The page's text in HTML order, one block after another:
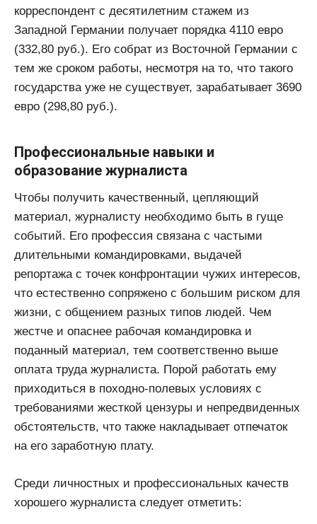
корреспондент с десятилетним стажем из
Западной Германии получает порядка 4110 евро
(332,80 руб.). Его собрат из Восточной Германии с
тем же сроком работы, несмотря на то, что такого
государства уже не существует, зарабатывает 3690
евро (298,80 руб.).
Профессиональные навыки и
образование журналиста
Чтобы получить качественный, цепляющий
материал, журналисту необходимо быть в гуще
событий. Его профессия связана с частыми
длительными командировками, выдачей
репортажа с точек конфронтации чужих интересов,
что естественно сопряжено с большим риском для
жизни, с общением разных типов людей. Чем
жестче и опаснее рабочая командировка и
поданный материал, тем соответственно выше
оплата труда журналиста. Порой работать ему
приходиться в походно-полевых условиях с
требованиями жесткой цензуры и непредвиденных
обстоятельств, что также накладывает отпечаток
на его заработную плату.
Среди личностных и профессиональных качеств
хорошего журналиста следует отметить: